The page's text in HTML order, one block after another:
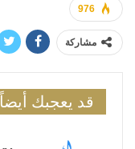
976
مشاركة
قد يعجبك أيضاً